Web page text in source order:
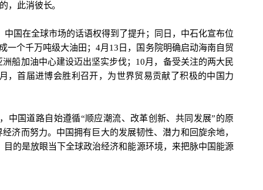
，此消彼长。
国在全球市场的话语权得到了提升；同日，中石化宣布位
一个千万吨级大油田；4月13日，国务院明确启动海南自贸
船加油中心建设迈出坚实步伐；10月，备受关注的两大民
，首届进博会胜利召开，为世界贸易贡献了积极的中国力
国道路自始遵循“顺应潮流、改革创新、共同发展”的原
济而努力。中国拥有巨大的发展韧性、潜力和回旋余地，
的是放眼当下全球政治经济和能源环境，来把脉中国能源